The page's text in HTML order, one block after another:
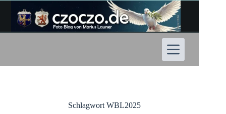
Inhalt
springen
Schlagwort WBL2025